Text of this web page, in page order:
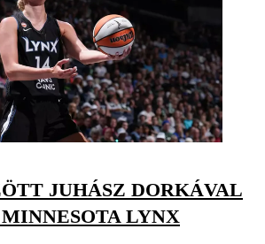
JUHÁSZ DORKÁVAL
LYNX